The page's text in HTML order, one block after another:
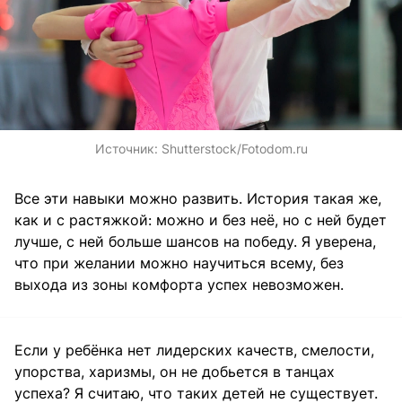
Источник: Shutterstock/Fotodom.ru
Все эти навыки можно развить. История такая же,
как и с растяжкой: можно и без неё, но с ней будет
лучше, с ней больше шансов на победу. Я уверена,
что при желании можно научиться всему, без
выхода из зоны комфорта успех невозможен.
Если у ребёнка нет лидерских качеств, смелости,
упорства, харизмы, он не добьется в танцах
успеха? Я считаю, что таких детей не существует.